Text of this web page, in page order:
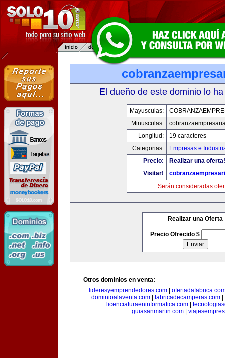
El dueño de este dominio lo
Mayusculas:
Minusculas:
Longitud:
19 caracteres
Categorias:
Empresas e
Precio:
Realizar una oferta!
Visitar!
Serán consideradas
Realizar una Oferta
Precio Ofrecido $
Otros dominios en venta:
lideresyemprendedores.com
dominioalaventa.com
fabricadecamperas.com
licenciaturaeninformatica.com|
guiasanmartin.com|